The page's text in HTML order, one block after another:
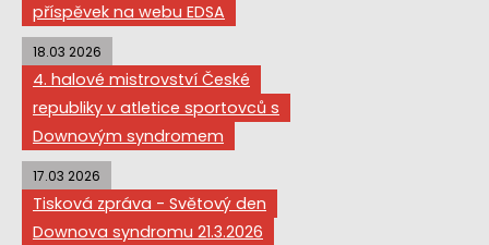
příspěvek na webu EDSA
18.03 2026
4. halové mistrovství České
republiky v atletice sportovců s
Downovým syndromem
17.03 2026
Tisková zpráva - Světový den
Downova syndromu 21.3.2026